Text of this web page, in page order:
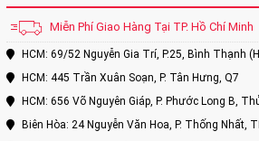
Miễn Phí Giao Hàng Tại TP. Hồ Chí Minh
HCM: 69/52 Nguyễn Gia Trí, P.25, Bình Thạnh
HCM: 445 Trần Xuân Soạn, P. Tân Hưng, Q7
HCM: 656 Võ Nguyên Giáp, P. Phước Long B,
Biên Hòa: 24 Nguyễn Văn Hoa, P. Thống Nhất,